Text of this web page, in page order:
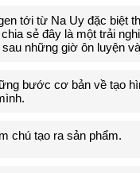
tới từ Na Uy đặc biệt
sẻ đây là một trải
những giờ ôn luyện
bước cơ bản về tạo
chú tạo ra sản phẩm.